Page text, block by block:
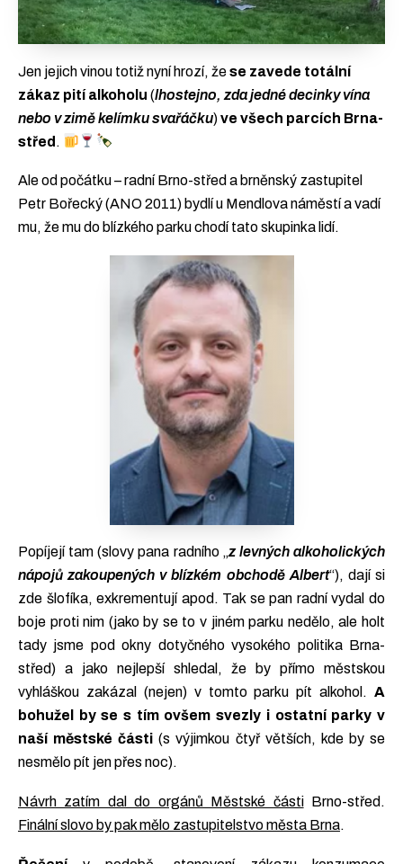
Jen jejich vinou totiž nyní hrozí, žese zavede totální
zákaz pití alkoholu (lhostejno, zda jedné decinky vína
nebo v zimě kelímku svařáčku)ve všech parcích Brna-
střed .
Ale od počátku – radní Brno-střed a brněnský zastupitel
Petr Bořecký (ANO 2011) bydlí u Mendlova náměstí a vadí
mu, že mu do blízkého parku chodí tato skupinka lidí.
Popíjejí tam (slovy pana radního „z levných alkoholických
nápojů zakoupených v blízkém obchodě Albert“), dají si
zde šlofíka, exkrementují apod. Tak se pan radní vydal do
boje proti nim (jako by se to v jiném parku nedělo, ale holt
tady jsme pod okny dotyčného vysokého politika Brna-
střed) a jako nejlepší shledal, že by přímo městskou
vyhláškou zakázal (nejen) v tomto parku pít alkohol. A
bohužel by se s tím ovšem svezly i ostatní parky v
naší městské části (s výjimkou čtyř větších, kde by se
nesmělo pít jen přes noc).
Návrh zatím dal do orgánů Městské částiBrno-střed.
Finální slovo by pak mělo zastupitelstvo města Brna.